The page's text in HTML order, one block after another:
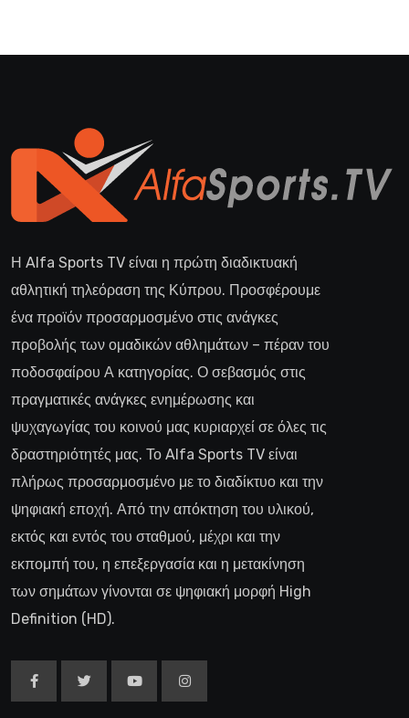
Η Alfa Sports TV είναι η πρώτη διαδικτυακή
αθλητική τηλεόραση της Κύπρου. Προσφέρουμε
ένα προϊόν προσαρμοσμένο στις ανάγκες
προβολής των ομαδικών αθλημάτων – πέραν του
ποδοσφαίρου Α κατηγορίας. Ο σεβασμός στις
πραγματικές ανάγκες ενημέρωσης και
ψυχαγωγίας του κοινού μας κυριαρχεί σε όλες τις
δραστηριότητές μας. Το Alfa Sports TV είναι
πλήρως προσαρμοσμένο με το διαδίκτυο και την
ψηφιακή εποχή. Από την απόκτηση του υλικού,
εκτός και εντός του σταθμού, μέχρι και την
εκπομπή του, η επεξεργασία και η μετακίνηση
των σημάτων γίνονται σε ψηφιακή μορφή High
Definition (HD).